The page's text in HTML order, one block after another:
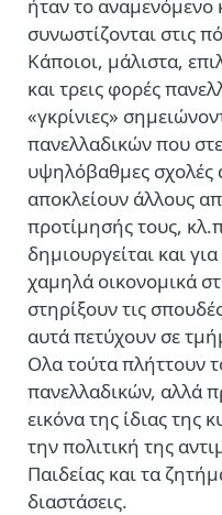
ήταν το αναμενόμενο
συνωστίζονται στις
Κάποιοι, μάλιστα,
και τρεις φορές
«γκρίνιες»
πανελλαδικών που
υψηλόβαθμες
αποκλείουν άλλους
προτίμησής τους,
δημιουργείται και
χαμηλά οικονομικά
στηρίξουν τις
αυτά πετύχουν σε
Ολα τούτα πλήττουν
πανελλαδικών, αλλά
εικόνα της ίδιας
την πολιτική της
Παιδείας και τα
διαστάσεις.